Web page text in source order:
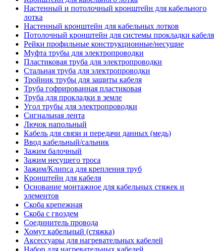
Настенный и потолочный кронштейн для кабельного
лотка
Настенный кронштейн для кабельных лотков
Потолочный кронштейн для системы прокладки кабеля
Рейки профильные конструкционные/несущие
Муфта трубы для электропроводки
Пластиковая труба для электропроводки
Стальная труба для электропроводки
Тройник трубы для защиты кабеля
Труба гофрированная пластиковая
Труба для прокладки в земле
Угол трубы для электропроводки
Сигнальная лента
Лючок напольный
Кабель для связи и передачи данных (медь)
Ввод кабельный/сальник
Зажим балочный
Зажим несущего троса
Зажим/Клипса для крепления труб
Кронштейн для кабеля
Основание монтажное для кабельных стяжек и
элементов
Скоба крепежная
Скоба с гвоздем
Соединитель провода
Хомут кабельный (стяжка)
Аксессуары для нагревательных кабелей
Набор для нагревательных кабелей